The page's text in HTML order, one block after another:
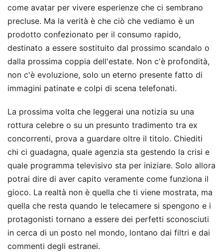
come avatar per vivere esperienze che ci sembrano
precluse. Ma la verità è che ciò che vediamo è un
prodotto confezionato per il consumo rapido,
destinato a essere sostituito dal prossimo scandalo o
dalla prossima coppia dell'estate. Non c'è profondità,
non c'è evoluzione, solo un eterno presente fatto di
immagini patinate e colpi di scena telefonati.
La prossima volta che leggerai una notizia su una
rottura celebre o su un presunto tradimento tra ex
concorrenti, prova a guardare oltre il titolo. Chiediti
chi ci guadagna, quale agenzia sta gestendo la crisi e
quale programma televisivo sta per iniziare. Solo allora
potrai dire di aver capito veramente come funziona il
gioco. La realtà non è quella che ti viene mostrata, ma
quella che resta quando le telecamere si spengono e i
protagonisti tornano a essere dei perfetti sconosciuti
in cerca di un posto nel mondo, lontano dai filtri e dai
commenti degli estranei.